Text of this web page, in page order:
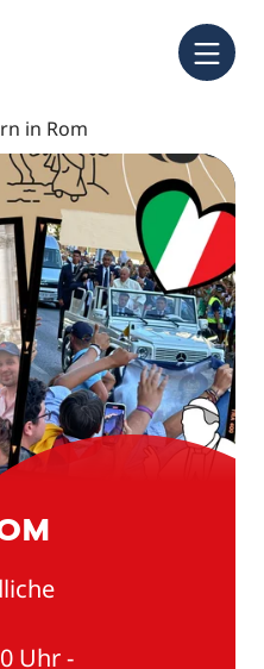
in Rom
Uhr -